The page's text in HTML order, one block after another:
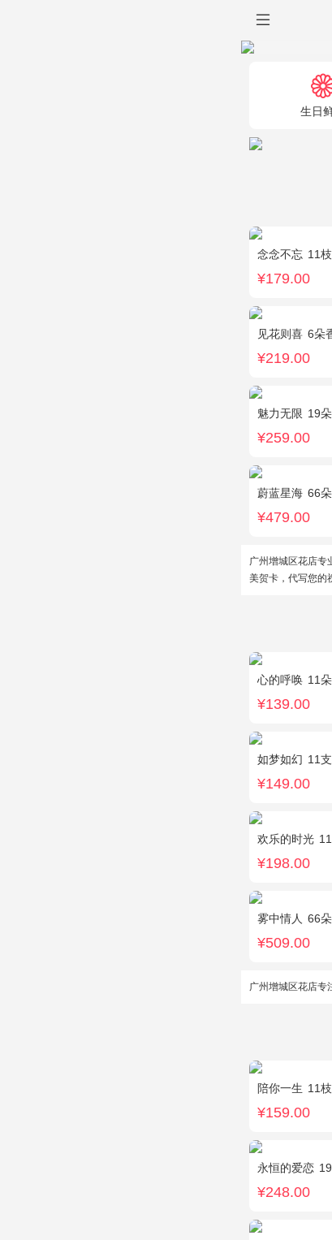
生日
念念不忘 11枝
¥179.00
见花则喜 6朵
¥219.00
魅力无限 19朵
¥259.00
蔚蓝星海 66
¥479.00
广州增城区花店专
美贺卡，代写您的
心的呼唤 11
¥139.00
如梦如幻 11
¥149.00
欢乐的时光 11
¥198.00
雾中情人 66
¥509.00
广州增城区花店专
陪你一生 11
¥159.00
永恒的爱恋 19
¥248.00